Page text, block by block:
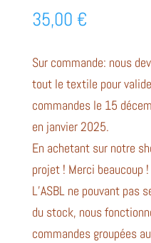
35,00 €
Sur commande: nous
tout le textile pour
commandes le 15
en janvier 2025.
En achetant sur notre
projet ! Merci beaucoup !
L’ASBL ne pouvant pas
du stock, nous
commandes groupées